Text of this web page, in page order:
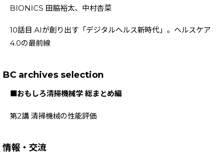
BIONICS 田脇裕太、中村杏菜
10話目 AIが創り出す「デジタルヘルス新時代」。ヘルスケア
4.0の最前線
BC archives selection
■おもしろ清掃機械学 総まとめ編
第2講 清掃機械の性能評価
情報・交流